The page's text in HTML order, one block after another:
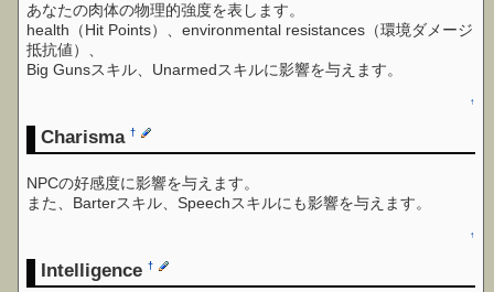
あなたの肉体の物理的強度を表します。
health（Hit Points）、environmental resistances（環境ダメージ
抵抗値）、
Big Gunsスキル、Unarmedスキルに影響を与えます。
↑
Charisma†
NPCの好感度に影響を与えます。
また、Barterスキル、Speechスキルにも影響を与えます。
↑
Intelligence†